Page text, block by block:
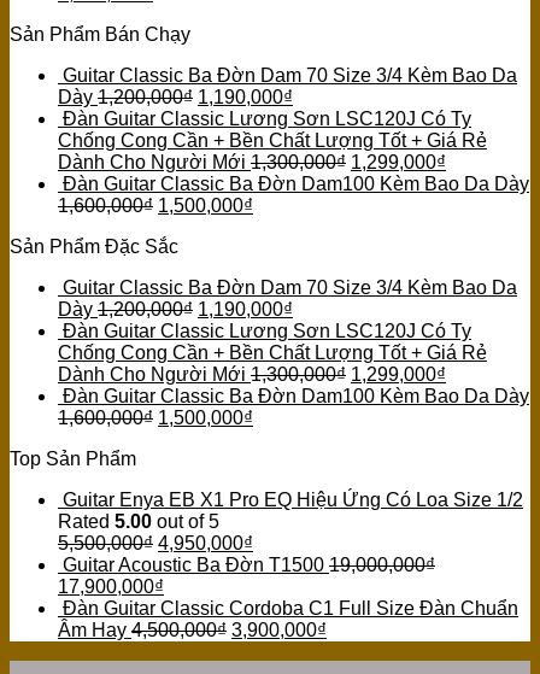
Sản Phẩm Bán Chạy
Guitar Classic Ba Đờn Dam 70 Size 3/4 Kèm Bao Da
Dày 1,200,000₫ 1,190,000₫
Đàn Guitar Classic Lương Sơn LSC120J Có Ty
Chống Cong Cần + Bền Chất Lượng Tốt + Giá Rẻ
Dành Cho Người Mới 1,300,000₫ 1,299,000₫
Đàn Guitar Classic Ba Đờn Dam100 Kèm Bao Da Dày
1,600,000₫ 1,500,000₫
Sản Phẩm Đặc Sắc
Guitar Classic Ba Đờn Dam 70 Size 3/4 Kèm Bao Da
Dày 1,200,000₫ 1,190,000₫
Đàn Guitar Classic Lương Sơn LSC120J Có Ty
Chống Cong Cần + Bền Chất Lượng Tốt + Giá Rẻ
Dành Cho Người Mới 1,300,000₫ 1,299,000₫
Đàn Guitar Classic Ba Đờn Dam100 Kèm Bao Da Dày
1,600,000₫ 1,500,000₫
Top Sản Phẩm
Guitar Enya EB X1 Pro EQ Hiệu Ứng Có Loa Size 1/2
Rated 5.00 out of 5
5,500,000₫ 4,950,000₫
Guitar Acoustic Ba Đờn T1500 19,000,000₫
17,900,000₫
Đàn Guitar Classic Cordoba C1 Full Size Đàn Chuẩn
Âm Hay 4,500,000₫ 3,900,000₫